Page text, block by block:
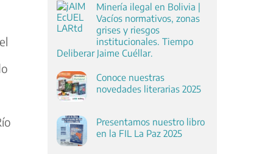
Minería ilegal en Bolivia |
Vacíos normativos, zonas
grises y riesgos
institucionales. Tiempo
Deliberar Jaime Cuéllar.
Conoce nuestras
novedades literarias 2025
Presentamos nuestro libro
en la FIL La Paz 2025